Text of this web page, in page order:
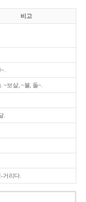
비고
~보살, ~불, 돌~.
.
거리다.